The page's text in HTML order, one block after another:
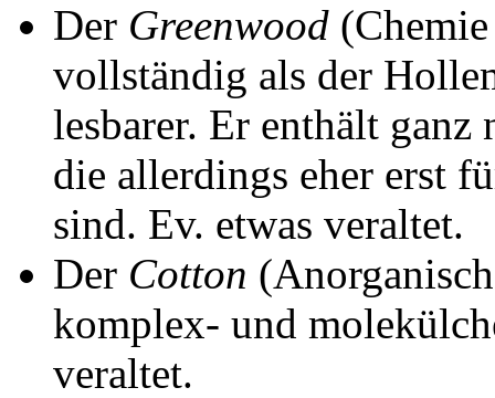
Der Greenwood
vollständig als der
lesbarer. Er enthält ganz
die allerdings eher erst
sind. Ev. etwas veraltet.
Der Cotton
komplex- und
veraltet.